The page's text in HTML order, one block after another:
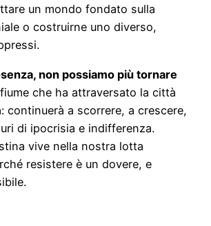
un mondo fondato sulla
o costruirne uno diverso,
non possiamo più tornare
che ha attraversato la città
continuerà a scorrere, a crescere,
di ipocrisia e indifferenza.
vive nella nostra lotta
resistere è un dovere, e